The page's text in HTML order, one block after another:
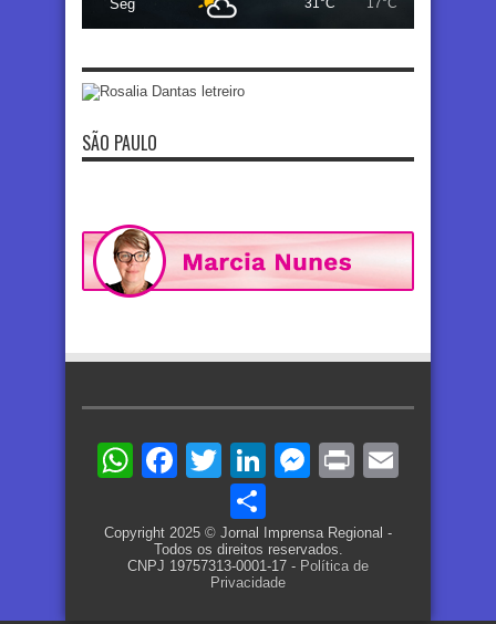
Seg 31°C 17°C
SÃO PAULO
WhatsApp
Facebook
TwitterLinkedIn
Messenger
Print
Copyright 2025 © Jornal Imprensa Regional -
Todos os direitos reservados.
CNPJ 19757313-0001-17 - Política de
Privacidade